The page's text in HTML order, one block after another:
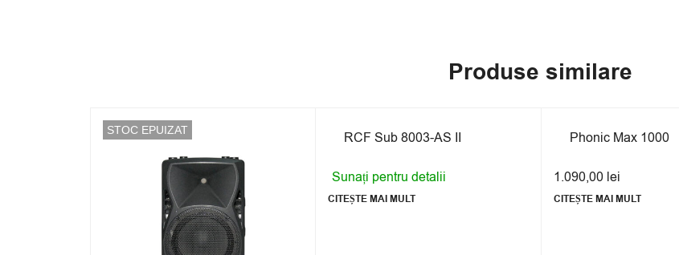
Produse similare
STOC EPUIZAT STOC EPUIZAT
RCF Sub 8003-AS II
Sunați pentru detalii
CITEȘTE MAI MULT
STOC EPUIZAT
Phonic Max 1000
1.090,00 lei
CITEȘTE MAI MULT